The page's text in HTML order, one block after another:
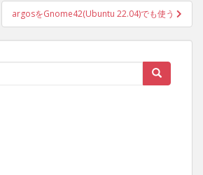
argosをGnome42(Ubuntu 22.04)でも使う